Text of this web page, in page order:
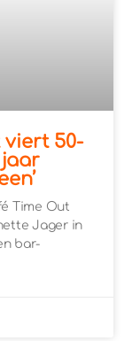
viert 50-
jaar
Time Out
Jager in
bar-